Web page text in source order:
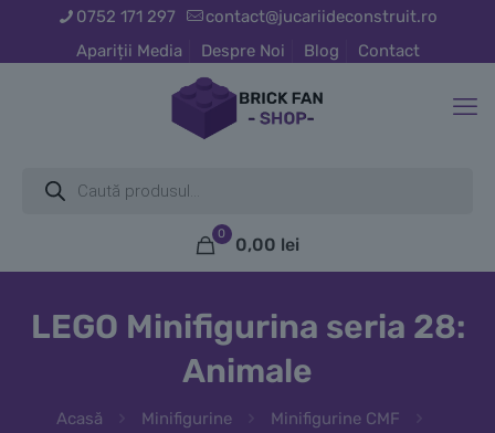
0752 171 297
contact@jucariideconstruit.ro
Apariții Media
Despre Noi Blog Contact
search
0
0,00 lei
LEGO Minifigurina seria 28:
Animale
Acasă Minifigurine
Minifigurine CMF